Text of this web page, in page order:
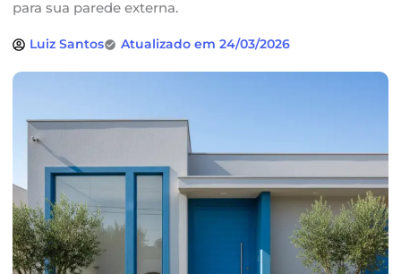
para sua parede externa.
Luiz Santos Atualizado em 24/03/2026